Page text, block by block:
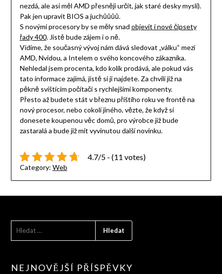
nezdá, ale asi měl AMD přesněji určit, jak staré desky myslí).
Pak jen upravit BIOS a juchůůůů.
S novými procesory by se měly snad objevit i nové čipsety
řady 400. Jistě bude zájem i o ně.
Vidíme, že současný vývoj nám dává sledovat „válku“ mezi
AMD, Nvidou, a Intelem o svého koncového zákazníka.
Nehledal jsem procenta, kdo kolik prodává, ale pokud vás
tato informace zajímá, jistě si ji najdete. Za chvíli již na
pěkně svištícím počítači s rychlejšími komponenty.
Přesto až budete stát v březnu příštího roku ve frontě na
nový procesor, nebo cokoli jiného, vězte, že když si
donesete koupenou věc domů, pro výrobce již bude
zastaralá a bude již mít vyvinutou další novinku.
4.7/5 - (11 votes)
Category: Web
NEJNOVĚJŠÍ PŘÍSPĚVKY